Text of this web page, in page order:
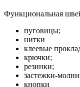
Функциональная
пуговицы;
нитки
клеевые
крючки;
резинки;
застежки-
кнопки